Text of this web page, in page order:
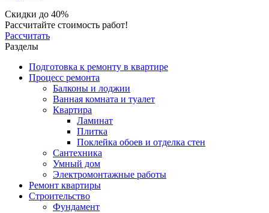
Скидки до 40%
Рассчитайте стоимость работ!
Рассчитать
Разделы
Подготовка к ремонту в квартире
Процесс ремонта
Балконы и лоджии
Ванная комната и туалет
Квартира
Ламинат
Плитка
Поклейка обоев и отделка стен
Сантехника
Умный дом
Электромонтажные работы
Ремонт квартиры
Строительство
Фундамент